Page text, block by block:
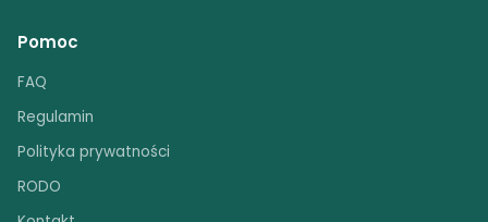
Pomoc
FAQ
Regulamin
Polityka prywatności
RODO